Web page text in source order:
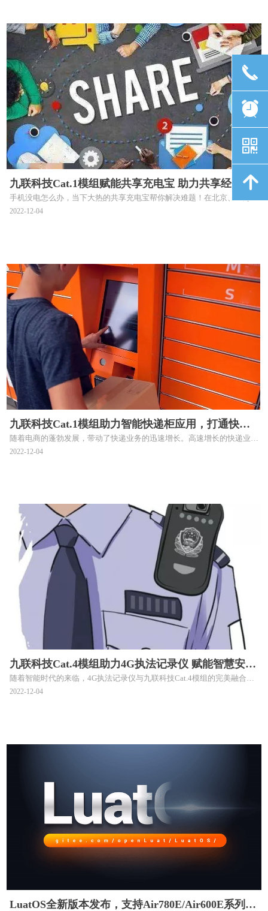
九联科技Cat.1模组赋能共享充电宝 助力共享经济快
速发展
手机没电怎么办，当下大热的共享充电宝帮你解决难题！在北京、上海、
广州、深圳等全国各大城市的大型购物中心、候车厅等人流量大的场景，
2022-12-04
九联科技Cat.1模组助力智能快递柜应用，打通快
递“最后一公里”
随着电商的蓬勃发展，带动了快递业务的迅速增长。高速增长的快递业务
量让快递末端配送问题日益凸显，传统的快递末端配送方式已难以支撑。
2022-12-04
九联科技Cat.4模组助力4G执法记录仪 赋能智慧安防
数智化升级
随着智能时代的来临，4G执法记录仪与九联科技Cat.4模组的完美融合，
记录仪主要功能不再仅是简单的摄录、拍照、录音等功能，而将更多地转
2022-12-04
LuatOS全新版本发布，支持Air780E/Air600E系列
끅
뀥
낃
녕